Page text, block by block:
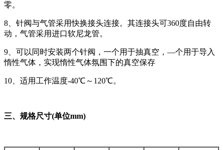
零。
8、针阀与气管采用快换接头连接。其连接头可360度自由转
动，气管采用进口软尼龙管。
9、可以同时安装两个针阀，一个用于抽真空，—个用于导入
惰性气体，实现惰性气体氛围下的真空保存
10、适用工作温度-40℃～120℃。
三、规格尺寸(单位mm)